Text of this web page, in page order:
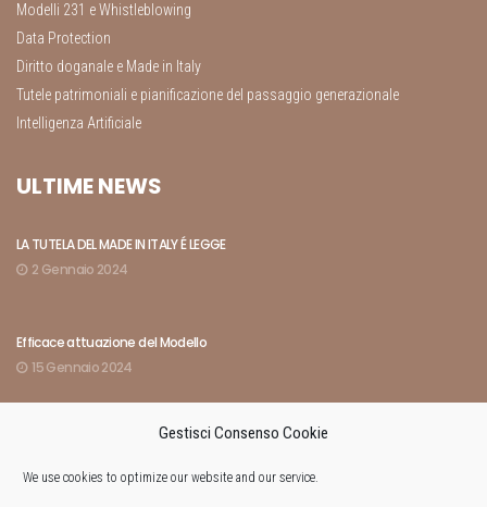
Gestisci Consenso Cookie
We use cookies to optimize our website and our service.
Modelli 231 e Whistleblowing
Data Protection
Diritto doganale e Made in Italy
Tutele patrimoniali e pianificazione del passaggio generazionale
Intelligenza Artificiale
ULTIME NEWS
LA TUTELA DEL MADE IN ITALY É LEGGE
2 Gennaio 2024
Efficace attuazione del Modello
15 Gennaio 2024
Indici rivelatori dell’amministrazione di fatto